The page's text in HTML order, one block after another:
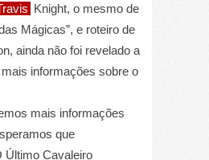
Knight, o mesmo de
Mágicas”, e roteiro de
ainda não foi revelado a
informações sobre o
mais informações
que
Último Cavaleiro